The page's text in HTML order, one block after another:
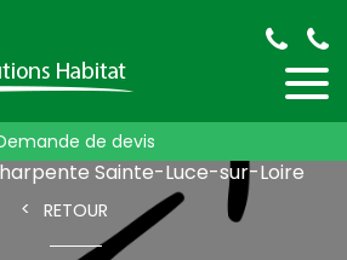
de devis
de charpente
Sainte-Luce-sur-Loire
RETOUR